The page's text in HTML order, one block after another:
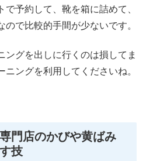
予約して、靴を箱に詰めて、
ので比較的手間が少ないです。
ングを出しに行くのは損してま
ングを利用してくださいね。
門店のかびや黄ばみ
技